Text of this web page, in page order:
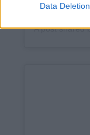
Data Deletion
A post shared